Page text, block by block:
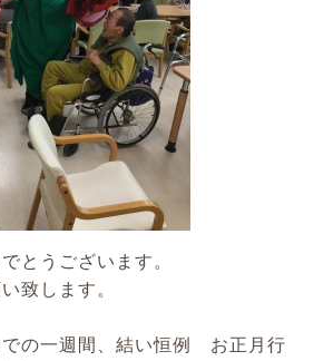
とうございます。
致します。
での一週間、結い恒例 お正月行